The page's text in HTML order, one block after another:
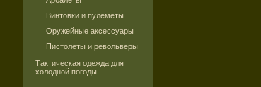
Винтовки и пулеметы
Оружейные аксессуары
Пистолеты и револьверы
Тактическая одежда для
холодной погоды